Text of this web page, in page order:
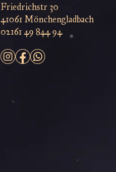
Friedrichstr 30
41061 Mönchengladbach
02161 49 844 94